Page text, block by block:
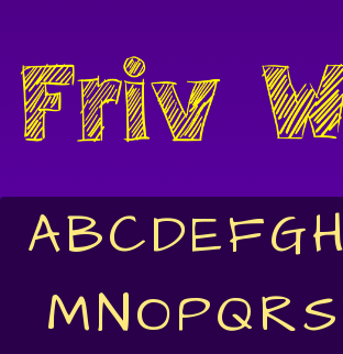
ABCDEFGH
MNOPQRS